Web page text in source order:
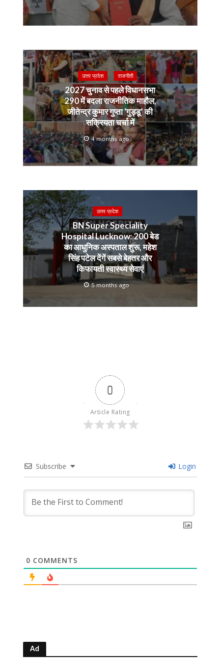
उत्तर प्रदेश राजनीती
2027 चुनाव से पहले विधानसभा
290 में बदला राजनीतिक माहौल,
जीतेन्द्र कुमार गुप्ता ‘गुड्डू’ की
सक्रियता चर्चा में
4 months ago
उत्तर प्रदेश
BN Super Speciality
Hospital Lucknow: 200 बेड
का आधुनिक अस्पताल शुरू, महेश
सिंह पटेल देंगें सबसे बेहतर और
किफायती स्वास्थ्य सेवाएं
5 months ago
0
Article Rating
Subscribe Login
0 COMMENTS
Ad